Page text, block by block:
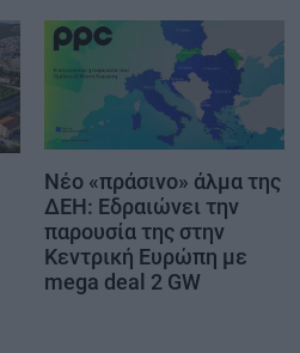
Νέο «πράσινο» άλμα της
ΔΕΗ: Εδραιώνει την
παρουσία της στην
Κεντρική Ευρώπη με
mega deal 2 GW